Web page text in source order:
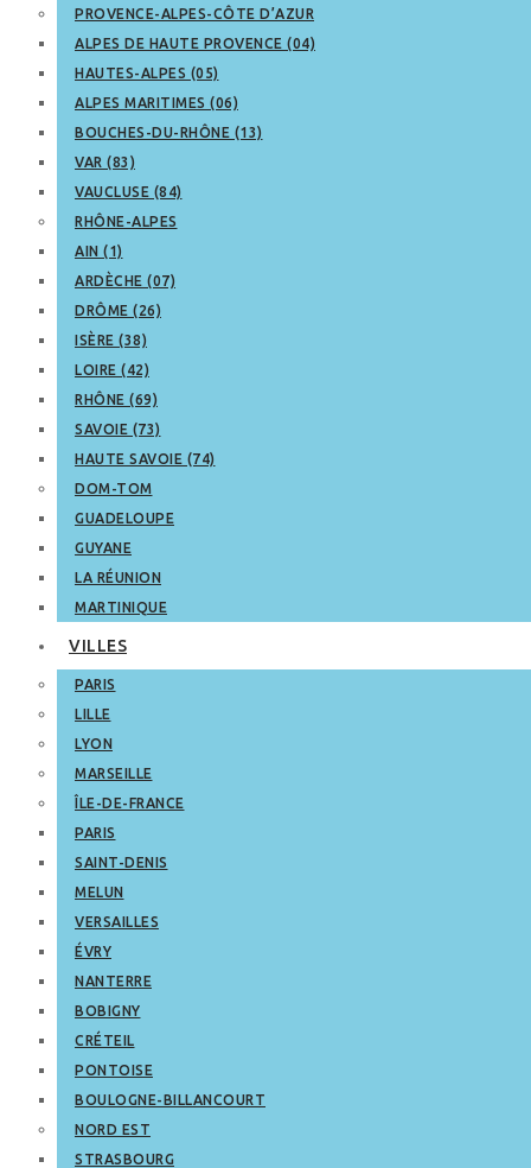
PROVENCE-ALPES-CÔTE D’AZUR
ALPES DE HAUTE PROVENCE (04)
HAUTES-ALPES (05)
ALPES MARITIMES (06)
BOUCHES-DU-RHÔNE (13)
VAR (83)
VAUCLUSE (84)
RHÔNE-ALPES
AIN (1)
ARDÈCHE (07)
DRÔME (26)
ISÈRE (38)
LOIRE (42)
RHÔNE (69)
SAVOIE (73)
HAUTE SAVOIE (74)
DOM-TOM
GUADELOUPE
GUYANE
LA RÉUNION
MARTINIQUE
VILLES
PARIS
LILLE
LYON
MARSEILLE
ÎLE-DE-FRANCE
PARIS
SAINT-DENIS
MELUN
VERSAILLES
ÉVRY
NANTERRE
BOBIGNY
CRÉTEIL
PONTOISE
BOULOGNE-BILLANCOURT
NORD EST
STRASBOURG